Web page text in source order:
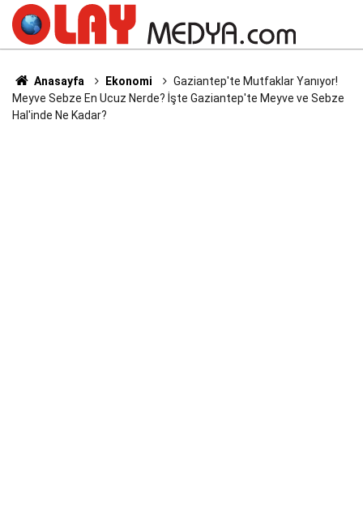
Anasayfa Ekonomi
Gaziantep'te Mutfaklar Yanıyor!
Meyve Sebze En Ucuz Nerde? İşte Gaziantep'te Meyve ve Sebze
Hal'inde Ne Kadar?